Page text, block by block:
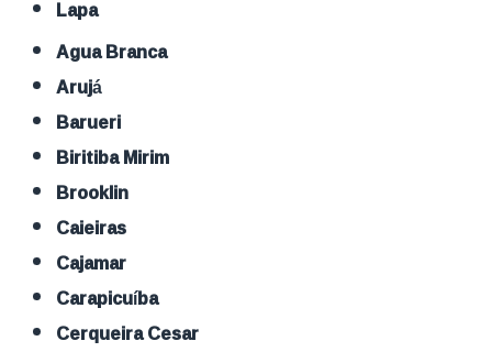
Lapa
Agua Branca
Arujá
Barueri
Biritiba Mirim
Brooklin
Caieiras
Cajamar
Carapicuíba
Cerqueira Cesar